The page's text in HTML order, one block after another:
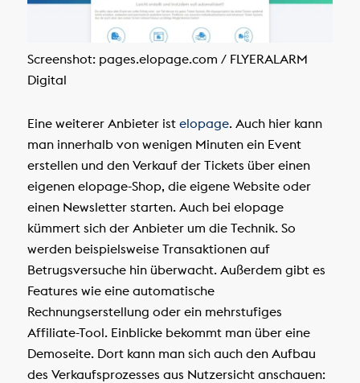
Screenshot: pages.elopage.com / FLYERALARM
Digital
Eine weiterer Anbieter ist elopage. Auch hier kann
man innerhalb von wenigen Minuten ein Event
erstellen und den Verkauf der Tickets über einen
eigenen elopage-Shop, die eigene Website oder
einen Newsletter starten. Auch bei elopage
kümmert sich der Anbieter um die Technik. So
werden beispielsweise Transaktionen auf
Betrugsversuche hin überwacht. Außerdem gibt es
Features wie eine automatische
Rechnungserstellung oder ein mehrstufiges
Affiliate-Tool. Einblicke bekommt man über eine
Demoseite. Dort kann man sich auch den Aufbau
des Verkaufsprozesses aus Nutzersicht anschauen: